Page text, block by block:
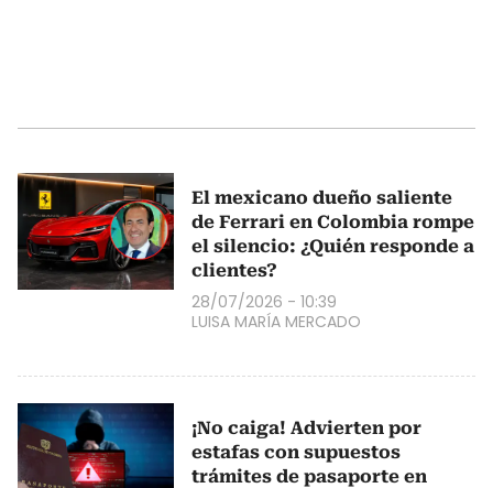
El mexicano dueño saliente
de Ferrari en Colombia rompe
el silencio: ¿Quién responde a
clientes?
28/07/2026 - 10:39
LUISA MARÍA MERCADO
¡No caiga! Advierten por
estafas con supuestos
trámites de pasaporte en